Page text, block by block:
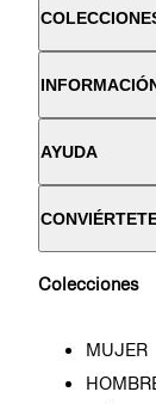
AYUDA
Colecciones
MUJER